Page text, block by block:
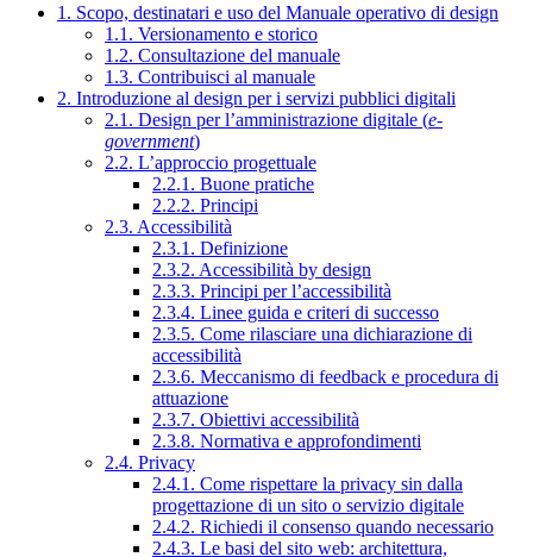
1. Scopo, destinatari e uso del Manuale operativo di design
1.1. Versionamento e storico
1.2. Consultazione del manuale
1.3. Contribuisci al manuale
2. Introduzione al design per i servizi pubblici digitali
2.1. Design per l’amministrazione digitale (e-
government)
2.2. L’approccio progettuale
2.2.1. Buone pratiche
2.2.2. Principi
2.3. Accessibilità
2.3.1. Definizione
2.3.2. Accessibilità by design
2.3.3. Principi per l’accessibilità
2.3.4. Linee guida e criteri di successo
2.3.5. Come rilasciare una dichiarazione di
accessibilità
2.3.6. Meccanismo di feedback e procedura di
attuazione
2.3.7. Obiettivi accessibilità
2.3.8. Normativa e approfondimenti
2.4. Privacy
2.4.1. Come rispettare la privacy sin dalla
progettazione di un sito o servizio digitale
2.4.2. Richiedi il consenso quando necessario
2.4.3. Le basi del sito web: architettura,